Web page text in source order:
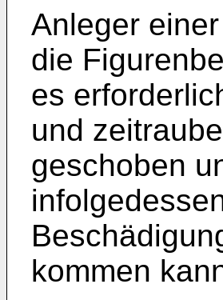
Anleger
die
es
und
geschoben
kommen